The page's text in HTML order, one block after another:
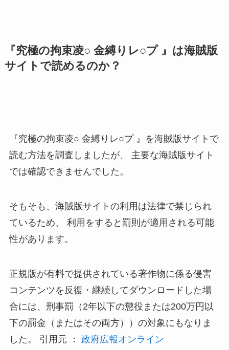
『究極の拘束凌○ 金縛りレ○プ 』は海賊版
サイトで読めるのか？
『究極の拘束凌○ 金縛りレ○プ 』を海賊版サイトで
読む方法を調査しましたが、 主要な海賊版サイト
では確認できませんでした。
そもそも、海賊版サイトの利用は法律で禁じられ
ているため、 利用をすると罰則が適用される可能
性があります。
正規版が有料で提供されている著作物に係る侵害
コンテンツを反復・継続してダウンロードした場
合には、刑事罰（2年以下の懲役または200万円以
下の罰金（またはその両方））の対象にもなりま
した。 引用元 ： 政府広報オンライン